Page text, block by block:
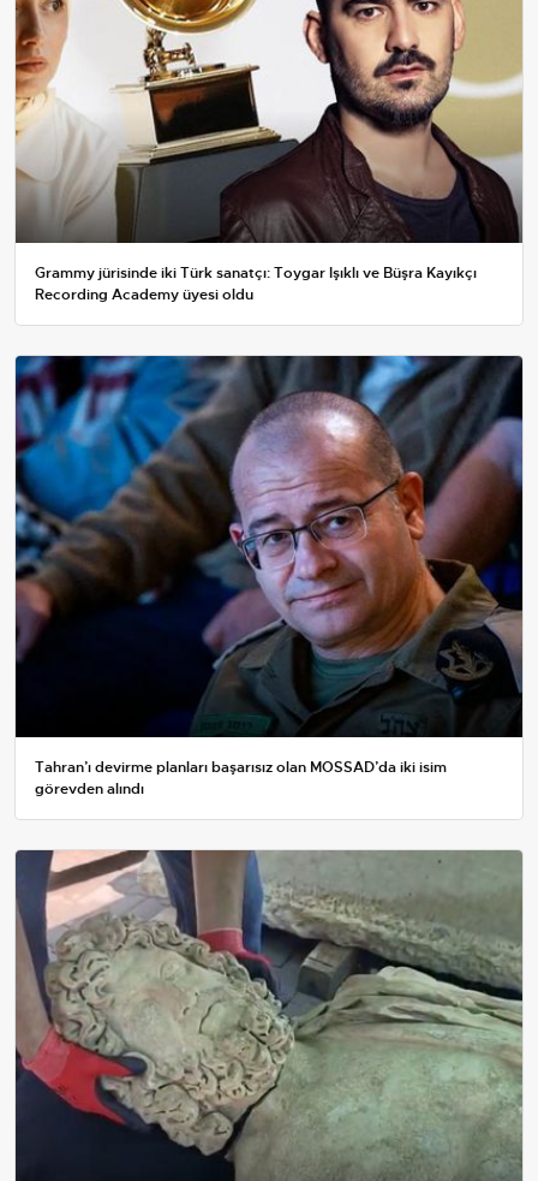
Grammy jürisinde iki Türk sanatçı: Toygar Işıklı ve Büşra Kayıkçı
Recording Academy üyesi oldu
Tahran’ı devirme planları başarısız olan MOSSAD’da iki isim
görevden alındı